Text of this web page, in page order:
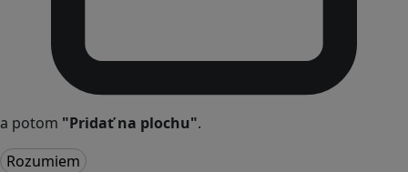
a potom "Pridať na plochu".
Rozumiem